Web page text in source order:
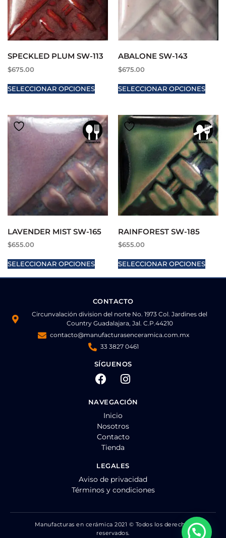
SPECKLED PLUM SW-113
$675.00
SELECCIONAR OPCIONES
ABALONE SW-143
$675.00
SELECCIONAR OPCIONES
LAVENDER MIST SW-165
$655.00
SELECCIONAR OPCIONES
RAINFOREST SW-185
$655.00
SELECCIONAR OPCIONES
CONTACTO
Circunvalación division del norte No. 1973 Col. Jardines del
Country Guadalajara, Jal. C.P.44210
contacto@manufacturasenceramica.com.mx
33 3827 0461
SÍGUENOS
NAVEGACIÓN
Inicio
Nosotros
Contacto
Tienda
LEGALES
Aviso de privacidad
Términos y condiciones
Manufacturas en cerámica 2021 © Todos los derechos
reservados.